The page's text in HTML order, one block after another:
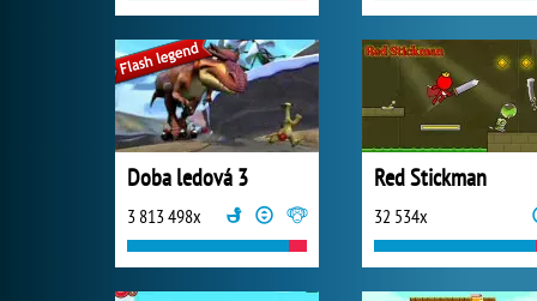
Doba ledová 3
3 813 498x
Red Stickman
32 534x